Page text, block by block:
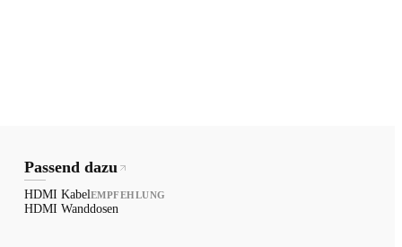
Passend dazu
HDMI KabelEMPFEHLUNG
HDMI Wanddosen